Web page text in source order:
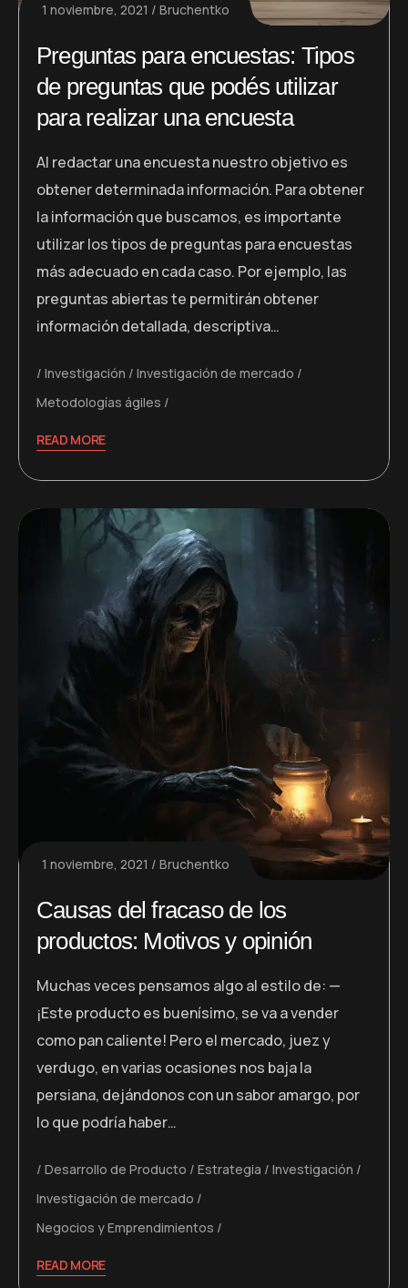
1 noviembre, 2021 Bruchentko
Preguntas para encuestas: Tipos
de preguntas que podés utilizar
para realizar una encuesta
Al redactar una encuesta nuestro objetivo es
obtener determinada información. Para obtener
la información que buscamos, es importante
utilizar los tipos de preguntas para encuestas
más adecuado en cada caso. Por ejemplo, las
preguntas abiertas te permitirán obtener
información detallada, descriptiva…
Investigación
Investigación de mercado
Metodologías ágiles
READ MORE
1 noviembre, 2021 Bruchentko
Causas del fracaso de los
productos: Motivos y opinión
Muchas veces pensamos algo al estilo de: —
¡Este producto es buenísimo, se va a vender
como pan caliente! Pero el mercado, juez y
verdugo, en varias ocasiones nos baja la
persiana, dejándonos con un sabor amargo, por
lo que podría haber…
Desarrollo de Producto Estrategia
Investigación
Investigación de mercado
Negocios y Emprendimientos
READ MORE